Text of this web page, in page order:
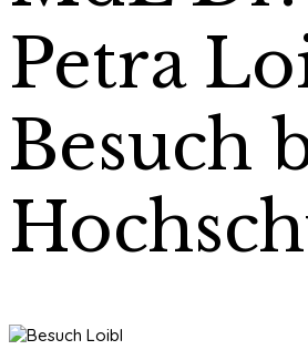
Petra
Besuch